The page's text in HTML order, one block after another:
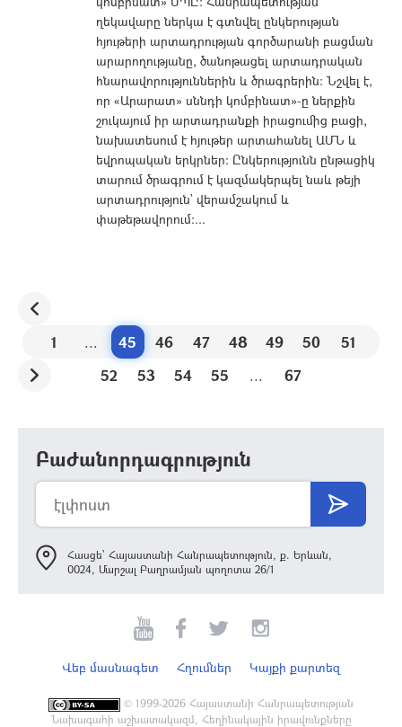
ղեկավարը ներկա է գտնվել ընկերության
հյութերի արտադրության գործարանի բացման
արարողությանը, ծանոթացել արտադրական
հնարավորություններին և ծրագրերին: Նշվել է,
որ «Արարատ» սննդի կոմբինատ»-ը ներքին
շուկայում իր արտադրանքի իրացումից բացի,
նախատեսում է հյութեր արտահանել ԱՄՆ և
եվրոպական երկրներ: Ընկերությունն ընթացիկ
տարում ծրագրում է կազմակերպել նաև թեյի
արտադրություն` վերամշակում և
փաթեթավորում:...
1 ... 45 46 47 48 49 50
51
52
53 54 55 ... 67
Բաժանորդագրություն
Հասցե՝ Հայաստանի Հանրապետություն, ք. Երևան,
0024, Մարշալ Բաղրամյան պողոտա 26/1
Վեբ մասնագետ Հղումներ Կայքի քարտեզ
© 1999-2026 Հայաստանի Հանրապետության
Նախագահի աշխատակազմ, Հեղինակային իրավունքները